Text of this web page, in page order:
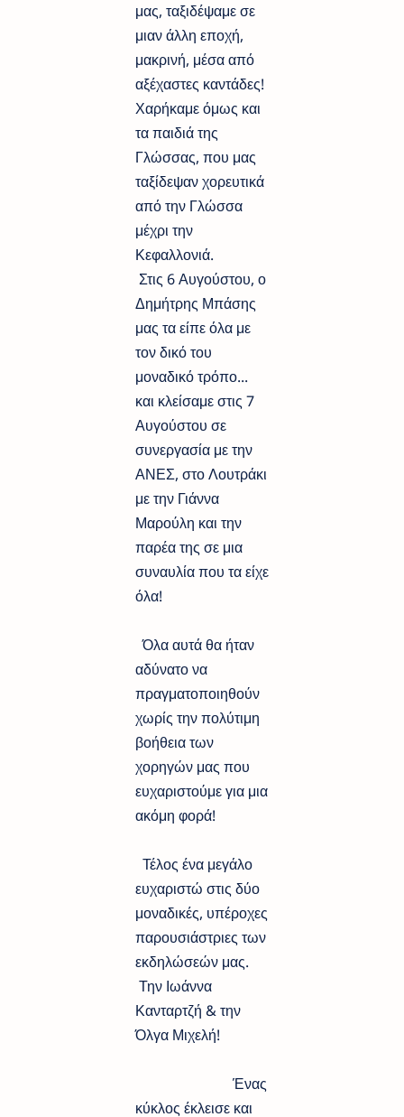
μας, ταξιδέψαμε σε
μιαν άλλη εποχή,
μακρινή, μέσα από
αξέχαστες καντάδες!
Χαρήκαμε όμως και
τα παιδιά της
Γλώσσας, που μας
ταξίδεψαν χορευτικά
από την Γλώσσα
μέχρι την
Κεφαλλονιά.
Στις 6 Αυγούστου, ο
Δημήτρης Μπάσης
μας τα είπε όλα με
τον δικό του
μοναδικό τρόπο...
και κλείσαμε στις 7
Αυγούστου σε
συνεργασία με την
ΑΝΕΣ, στο Λουτράκι
με την Γιάννα
Μαρούλη και την
παρέα της σε μια
συναυλία που τα είχε
όλα!
Όλα αυτά θα ήταν
αδύνατο να
πραγματοποιηθούν
χωρίς την πολύτιμη
βοήθεια των
χορηγών μας που
ευχαριστούμε για μια
ακόμη φορά!
Τέλος ένα μεγάλο
ευχαριστώ στις δύο
μοναδικές, υπέροχες
παρουσιάστριες των
εκδηλώσεών μας.
Την Ιωάννα
Κανταρτζή & την
Όλγα Μιχελή!
Ένας
κύκλος έκλεισε και